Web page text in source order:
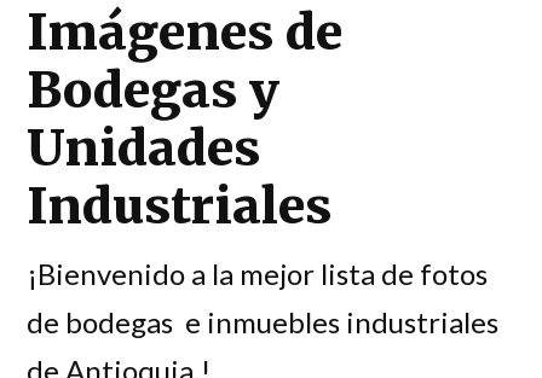
Imágenes de
Bodegas y
Unidades
Industriales
¡Bienvenido a la mejor lista de fotos
de bodegas e inmuebles industriales
de Antioquia.!